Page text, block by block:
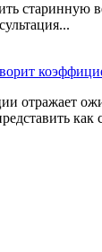
старинную
отражает
как